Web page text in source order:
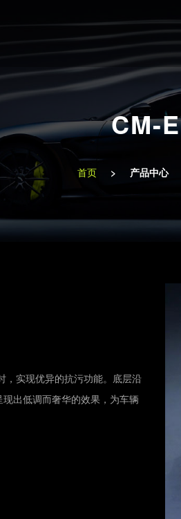
CM-
首页 > 产品中心
，实现优异的抗污功能。底层沿
出低调而奢华的效果，为车辆